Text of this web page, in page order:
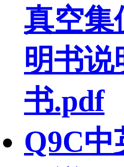
真空集
明书说
书.pdf
Q9C中